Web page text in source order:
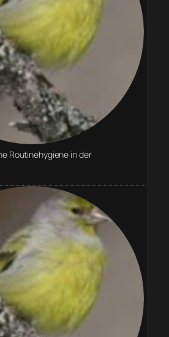
Routinehygiene in der